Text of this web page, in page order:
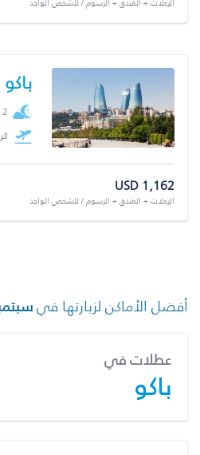
الرحلات + الفندق + الرسوم / للشخص الواحد
باكو
2 ليال
USD 1,162
الرحلات + الفندق + الرسوم / للشخص الواحد
أفضل الأماكن لزيارتها في
عطلات في
باكو